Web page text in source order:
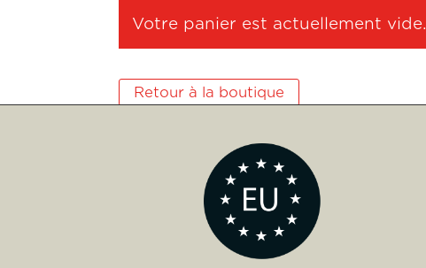
Votre panier est actuellement vide.
Retour à la boutique